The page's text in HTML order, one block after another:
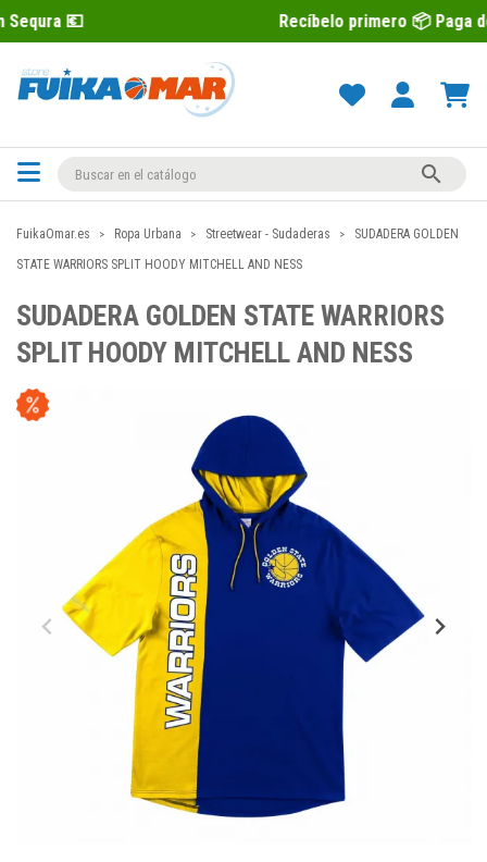
Recíbelo primero 📦 Paga después

FuikaOmar.es Ropa Urbana Streetwear - Sudaderas
SUDADERA GOLDEN
STATE WARRIORS SPLIT HOODY MITCHELL AND NESS
SUDADERA GOLDEN STATE WARRIORS
SPLIT HOODY MITCHELL AND NESS